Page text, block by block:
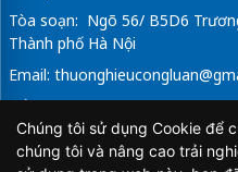
Tòa soạn: Ngõ 56/ B5D6
Thành phố Hà Nội
Email:
Tổng Biên Tập: Vũ Đức Thuận
Giấy phép hoạt động báo chí
Thông tin và Truyền thông cấp
Chúng tôi sử dụng Cookie để
chúng tôi và nâng cao trải